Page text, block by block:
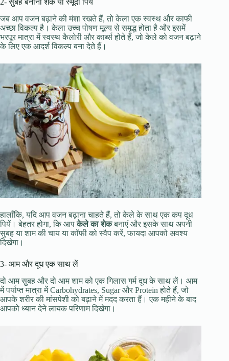
2- सुबह बनाना शेक या स्मूदी पियें
जब आप वजन बढ़ाने की मंशा रखते हैं, तो केला एक स्वस्थ और काफी
अच्छा विकल्प है। केला उच्च पोषण मूल्य से समृद्ध होता है और इसमें
भरपूर मात्रा में स्वस्थ कैलोरी और कार्ब्स होते हैं, जो केले को वजन बढ़ाने
के लिए एक आदर्श विकल्प बना देते हैं।
हालाँकि, यदि आप वजन बढ़ाना चाहते हैं, तो केले के साथ एक कप दूध
पियें। बेहतर होगा, कि आपकेले का शेकबनाएं और इसके साथ अपनी
सुबह या शाम की चाय या कॉफी को स्वैप करें, फायदा आपको अवश्य
दिखेगा।
3- आम और दूध एक साथ लें
दो आम सुबह और दो आम शाम को एक गिलास गर्म दूध के साथ लें। आम
में पर्याप्त मात्रा में Carbohydrates, Sugar और Protein होते हैं, जो
आपके शरीर की मांसपेशी को बढ़ाने में मदद करता हैं। एक महीने के बाद
आपको ध्यान देने लायक परिणाम दिखेगा।